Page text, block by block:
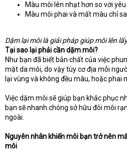
Màu môi lên nhạt hơn so với
Màu môi phai và mất màu chỉ
Dặm lại môi là giải pháp giúp môi lên
Tại sao lại phải cần dặm môi?
Như bạn đã biết bản chất của việc
mặt da môi, do vậy tùy cơ địa mỗi
lại vùng và không đều màu, hoặc phai
Việc dặm môi sẽ giúp bạn khắc phục
bạn sẽ nhanh chóng sở hữu đôi môi
ngoài.
Nguyên nhân khiến môi bạn trở nên
môi